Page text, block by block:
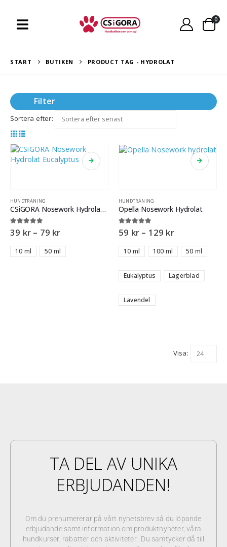
0
START BUTIKEN PRODUCT TAG - HYDROLAT
Filter
Sortera efter:
HUNDTRÄNING
CSiGORA Nosework Hydrolat Eucalyptus
5.00 out of 5
39 kr – 79 kr
10 ml 50 ml
HUNDTRÄNING
Opella Nosework Hydrolat
5.00 out of 5
59 kr – 129 kr
10 ml 100 ml 50 ml
Eukalyptus Lagerblad
Lavendel
Visa:
TA DEL AV UNIKA
ERBJUDANDEN!
Om du prenumererar på vårt nyhetsbrev så du löpande
erbjudande samt information om produktnyheter, våra
hundkurser, rabatter och aktiviteter. Du samtycker då till